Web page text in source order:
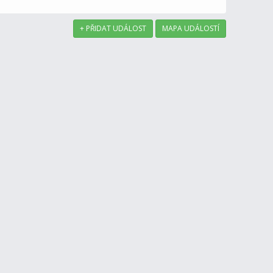
+ PŘIDAT UDÁLOST MAPA UDÁLOSTÍ